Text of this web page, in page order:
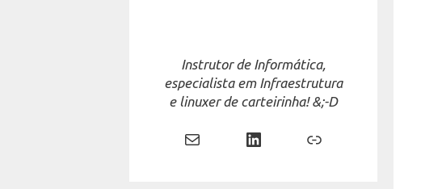
Instrutor de Informática,
especialista em Infraestrutura
e linuxer de carteirinha! &;-D
Mail LinkedIn Link